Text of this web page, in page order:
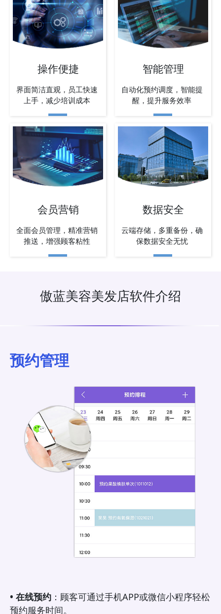
操作便捷
界面简洁直观，员工快速
上手，减少培训成本
智能管理
自动化预约调度，智能提
醒，提升服务效率
会员营销
全面会员管理，精准营销
推送，增强顾客粘性
数据安全
云端存储，多重备份，确
保数据安全无忧
傲蓝美容美发店软件介绍
预约管理
• 在线预约 ：顾客可通过手机APP或微信小程序轻松
预约服务时间。